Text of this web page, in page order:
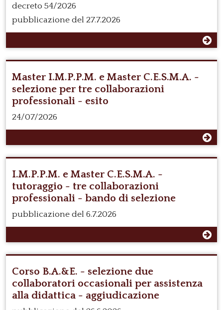
decreto 54/2026
pubblicazione del 27.7.2026
Master I.M.P.P.M. e Master C.E.S.M.A. -
selezione per tre collaborazioni
professionali - esito
24/07/2026
I.M.P.P.M. e Master C.E.S.M.A. -
tutoraggio - tre collaborazioni
professionali - bando di selezione
pubblicazione del 6.7.2026
Corso B.A.&E. - selezione due
collaboratori occasionali per assistenza
alla didattica - aggiudicazione